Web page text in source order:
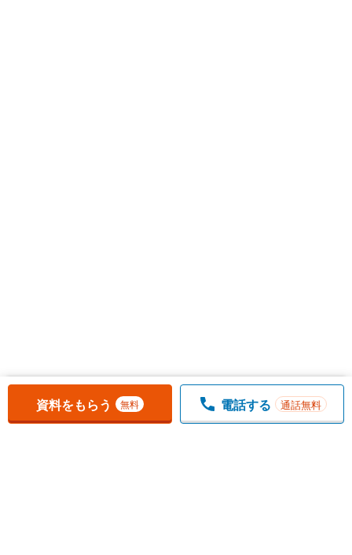
お気に入りに追加しました。 一覧を開く
資料をもらう 無料 電話する 通話無料